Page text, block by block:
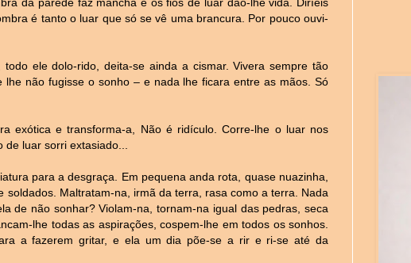
é tanto o luar que só se vê uma brancura. Por pouco ouvi-
ele dolo-rido, deita-se ainda a cismar. Vivera sempre tão
lhe não fugisse o sonho – e nada lhe ficara entre as mãos. Só
exótica etransforma-a, Não é ridículo. Corre-lhe o luar nos
luar sorri extasiado...
para a desgraça. Em pequena anda rota, quase nuazinha,
soldados. Maltratam-na, irmã da terra, rasa como a terra. Nada
de não sonhar? Violam-na, tornam-na igual das pedras, seca
lhe todas as aspirações, cospem-lhe em todos os sonhos.
a fazerem gritar, e ela um dia põe-se a rir e ri-se até da